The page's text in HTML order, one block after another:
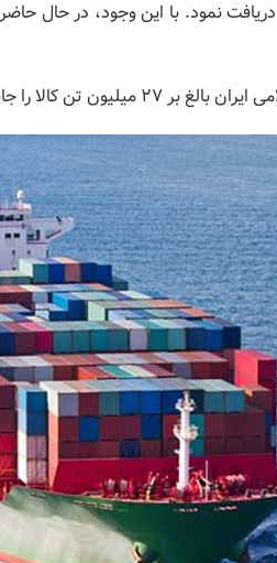
نمود. با این وجود، در حال حاضر این